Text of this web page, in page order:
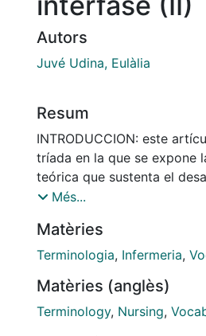
Autors
Juvé Udina, Eulàlia
Resum
INTRODUCCION: este
tríada en la que se expone
teórica que sustenta el
terminología enfermera de
en los sistemas de
información, y generar
sustenta el desarrollo de
enfermera de interfase
Més...
Matèries
Terminologia, Infermeria,
Matèries (anglès)
Terminology, Nursing,